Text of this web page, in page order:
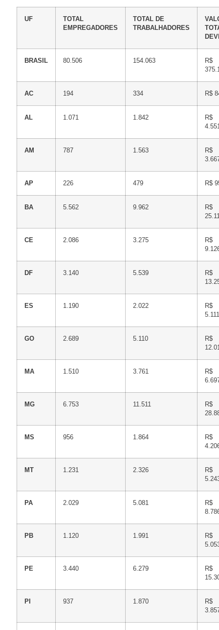
UF
TOTAL
EMPREGADORES
TOTAL DE
TRABALHADORES
BRASIL 80.506 154.063
R$
AC 194 334 R$
AL 1.071 1.842
R$
AM 787 1.563
R$
AP 226 479 R$
BA 5.562 9.962
R$
CE 2.086 3.275
R$
DF 3.140 5.539
R$
ES 1.190 2.022
R$
GO 2.689 5.110
R$
MA 1.510 3.761
R$
MG 6.753 11.511
R$
MS 956 1.864
R$
MT 1.231 2.326
R$
PA 2.029 5.081
R$
PB 1.120 1.991
R$
PE 3.440 6.279
R$
PI 937 1.870
R$